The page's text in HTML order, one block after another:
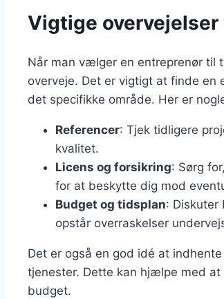
Vigtige
Når man vælger en entreprenør til
overveje. Det er vigtigt at finde
det specifikke område. Her er
Referencer: Tjek tidligere
kvalitet.
Licens og forsikring: Sørg
for at beskytte dig mod
Budget og tidsplan: Diskuter
opstår overraskelser
Det er også en god idé at
tjenester. Dette kan hjælpe med
budget.